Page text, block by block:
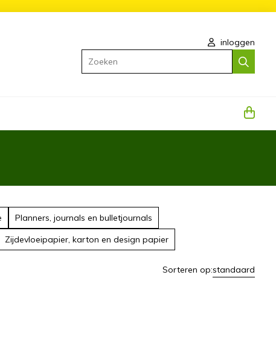
inloggen
Zoeken
Planners, journals en bulletjournals
Zijdevloeipapier, karton en design papier
Sorteren op:standaard